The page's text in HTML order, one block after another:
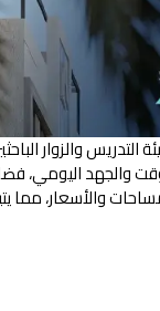
والزوار
والجهد اليومي،
والأسعار، مما